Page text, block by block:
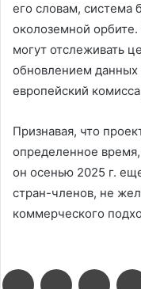
его словам, система
околоземной
могут отслеживать
обновлением
европейский
Признавая, что
определенное
он осенью 2025 г.
стран-членов, не
коммерческого
FacebookTwitter